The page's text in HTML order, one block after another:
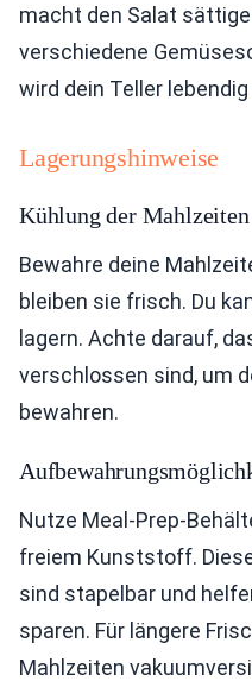
macht den Salat
verschiedene
wird dein Teller
Lagerungshinweise
Kühlung der Mahlzeiten
Bewahre deine
bleiben sie frisch. Du
lagern. Achte darauf,
verschlossen sind, um
bewahren.
Nutze Meal-Prep-
freiem Kunststoff.
sind stapelbar und
sparen. Für längere
Mahlzeiten